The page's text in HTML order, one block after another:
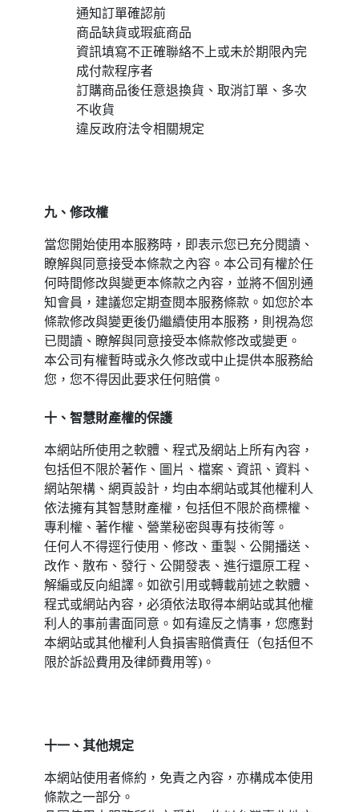
通知訂單確認前
商品缺貨或瑕疵商品
資訊填寫不正確聯絡不上或未於期限內完
成付款程序者
訂購商品後任意退換貨、取消訂單、多次
不收貨
違反政府法令相關規定
九、修改權
當您開始使用本服務時，即表示您已充分閱讀、
瞭解與同意接受本條款之內容。本公司有權於任
何時間修改與變更本條款之內容，並將不個別通
知會員，建議您定期查閱本服務條款。如您於本
條款修改與變更後仍繼續使用本服務，則視為您
已閱讀、瞭解與同意接受本條款修改或變更。
本公司有權暫時或永久修改或中止提供本服務給
您，您不得因此要求任何賠償。
十、智慧財產權的保護
本網站所使用之軟體、程式及網站上所有內容，
包括但不限於著作、圖片、檔案、資訊、資料、
網站架構、網頁設計，均由本網站或其他權利人
依法擁有其智慧財產權，包括但不限於商標權、
專利權、著作權、營業秘密與專有技術等。
任何人不得逕行使用、修改、重製、公開播送、
改作、散布、發行、公開發表、進行還原工程、
解編或反向組譯。如欲引用或轉載前述之軟體、
程式或網站內容，必須依法取得本網站或其他權
利人的事前書面同意。如有違反之情事，您應對
本網站或其他權利人負損害賠償責任（包括但不
限於訴訟費用及律師費用等)。
十一、其他規定
本網站使用者條約，免責之內容，亦構成本使用
條款之一部分。